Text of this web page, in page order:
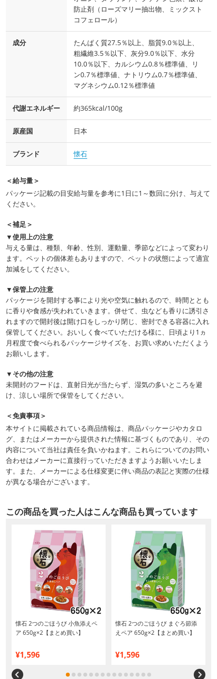
防止剤（ローズマリー抽出物、ミックスト
コフェロール）
成分
たんぱく質27.5％以上、脂質9.0％以上、
粗繊維3.5％以下、灰分9.0％以下、水分
10.0％以下、カルシウム0.8％標準値、リ
ン0.7％標準値、ナトリウム0.7％標準値、
マグネシウム0.12％標準値
代謝エネルギー 約365kcal/100g
原産国 日本
ブランド 懐石
＜給与量＞
パッケージ記載の目安給与量を参考に1日に1～数回に分け、与えて
ください。
＜補足＞
▼使用上の注意
与える量は、種類、年齢、性別、運動量、季節などによって変わり
ます。ペットの個体差もありますので、ペットの状態によって適宜
加減をしてください。
▼保管上の注意
パッケージを開封する事により光や空気に触れるので、時間ととも
に香りや食感が失われていきます。併せて、虫なども香りに誘引さ
れますので開封後は開け口をしっかり閉じ、密封できる容器に入れ
保管してください。おいしく食べていただける様に、日頃より1ヵ
月程度で食べられるパッケージサイズを、お買い求めいただくよう
お願いします。
▼その他の注意
未開封のフードは、直射日光が当たらず、湿気の多いところを避
け、涼しい場所で保管をしてください。
＜免責事項＞
本サイトに掲載されている商品情報は、商品パッケージやカタロ
グ、またはメーカーから提供された情報に基づくものであり、その
内容について当社は責任を負いかねます。これらについてのお問い
合わせはメーカーに直接行っていただきますようお願いいたしま
す。また、メーカーによる仕様変更に伴い商品の表記と実際の仕様
が異なる場合がございます。
この商品を買った人はこんな商品も買っています
懐石 2つのごほうび 小魚添えペ
ア 650g×2【まとめ買い】
¥1,596
懐石 2つのごほうび まぐろ節添
えペア 650g×2【まとめ買い】
¥1,596